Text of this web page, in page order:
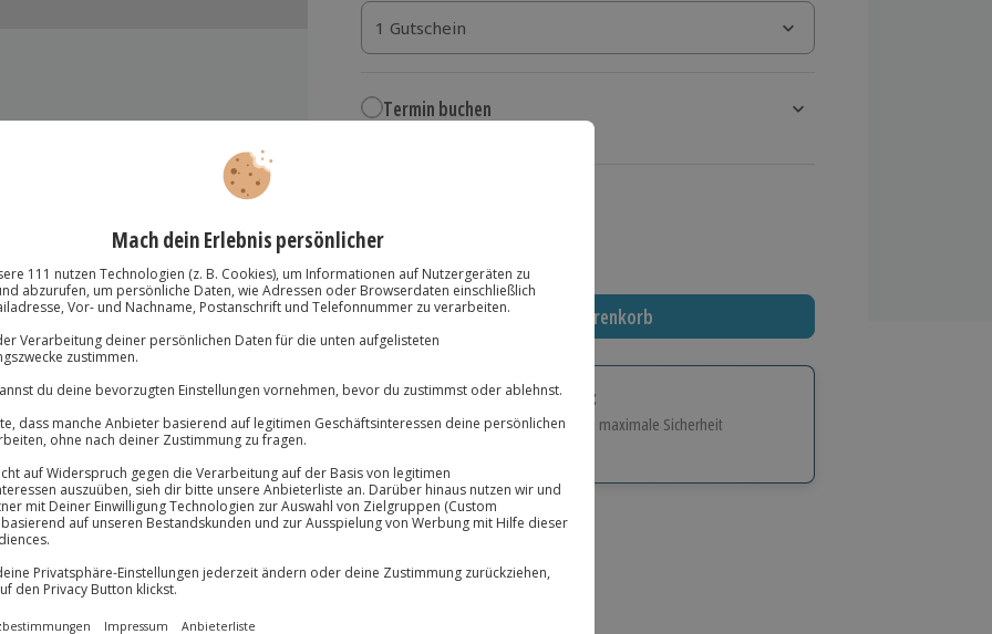
1 Gutschein
1 Gutschein
1 Gutschein
Termin buchen
In den Warenkorb
Immer das richtige Geschenk:
Große Auswahl, volle Flexibilität und maximale Sicherheit
Große Auswahl
Über 9.000 Erlebnisse.
Volle Flexibilität
Maximale Sicherheit
internationalen Weinen
Softdrinks)
Zunge zergeht. Du bist beim
und regionale
erfahrener Winzer gibt dir
Bandbreite des Weins.
Grauburgunder. Die Auswahl
genießt du eine